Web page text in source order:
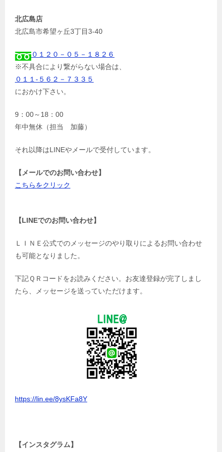
北広島店
北広島市希望ヶ丘3丁目3-40
０１２０－０５－１８２６
※不具合により繋がらない場合は、
０１１-５６２－７３３５
におかけ下さい。
9：00～18：00
年中無休（担当 加藤）
それ以降はLINEやメールで受付しています。
【メールでのお問い合わせ】
こちらをクリック
【LINEでのお問い合わせ】
ＬＩＮＥ公式でのメッセージのやり取りによるお問い合わせ
も可能となりました。
下記ＱＲコードをお読みください。お友達登録が完了しまし
たら、メッセージを送っていただけます。
https://lin.ee/8ysKFa8Y
【インスタグラム】